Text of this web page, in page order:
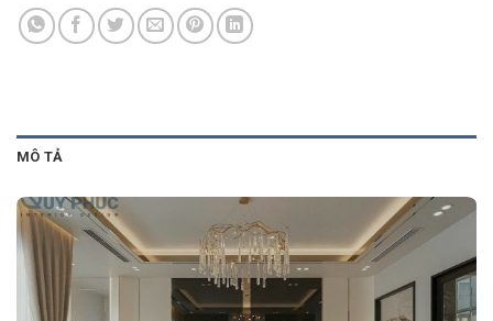
MÔ TẢ